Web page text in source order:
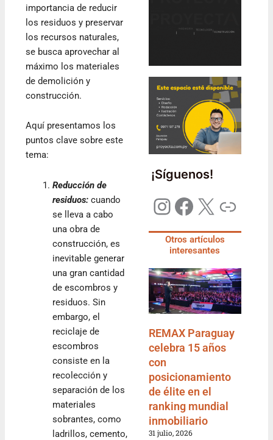
importancia de reducir
los residuos y preservar
los recursos naturales,
se busca aprovechar al
máximo los materiales
de demolición y
construcción.
Aquí presentamos los
puntos clave sobre este
tema:
Reducción de
residuos: cuando
se lleva a cabo
una obra de
construcción, es
inevitable generar
una gran cantidad
de escombros y
residuos. Sin
embargo, el
reciclaje de
escombros
consiste en la
recolección y
separación de los
materiales
sobrantes, como
ladrillos, cemento,
¡Síguenos!
Otros artículos
interesantes
REMAX Paraguay
celebra 15 años
con
posicionamiento
de élite en el
ranking mundial
inmobiliario
31 julio, 2026